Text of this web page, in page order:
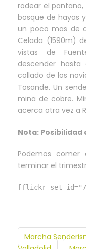
rodear el
bosque de hayas
un poco mas de
Celada (1590m)
vistas de
descender
collado de los
Tosande. Un
mina de cobre.
acerca otra vez a
Nota: Posibilidad
Podemos comer
terminar el
[flickr_set
Marcha